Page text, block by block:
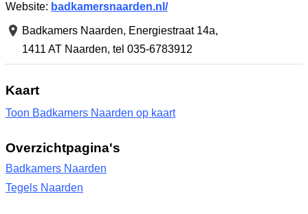
Website: badkamersnaarden.nl/
Badkamers Naarden, Energiestraat 14a,
1411 AT Naarden, tel 035-6783912
Kaart
Toon Badkamers Naarden op kaart
Overzichtpagina's
Badkamers Naarden
Tegels Naarden